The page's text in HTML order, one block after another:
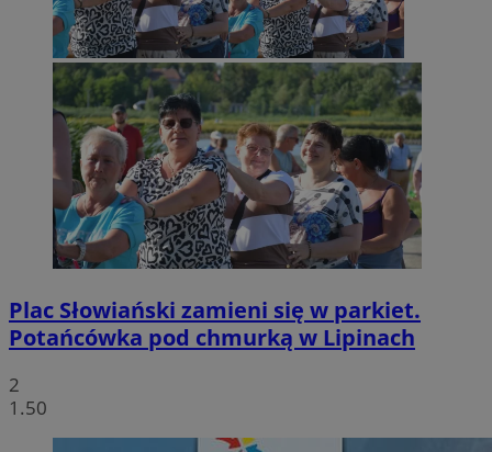
Plac Słowiański zamieni się w parkiet.
Potańcówka pod chmurką w Lipinach
2
1.50